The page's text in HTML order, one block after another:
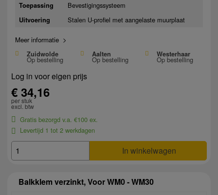
Toepassing Bevestigingssysteem
Uitvoering Stalen U-profiel met aangelaste muurplaat
Meer informatie >
Zuidwolde
Op bestelling
Aalten
Op bestelling
Westerhaar
Op bestelling
Log in voor eigen prijs
€ 34,16
per stuk
excl. btw
Gratis bezorgd v.a. €100 ex.
Levertijd 1 tot 2 werkdagen
In winkelwagen
Balkklem verzinkt, Voor WM0 - WM30